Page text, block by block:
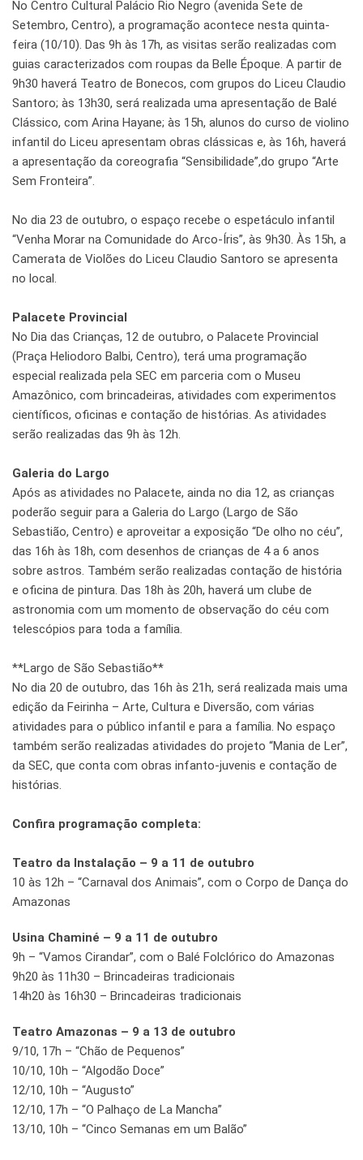
No Centro Cultural Palácio Rio Negro (avenida Sete de
Setembro, Centro), a programação acontece nesta quinta-
feira (10/10). Das 9h às 17h, as visitas serão realizadas com
guias caracterizados com roupas da Belle Époque. A partir de
9h30 haverá Teatro de Bonecos, com grupos do Liceu Claudio
Santoro; às 13h30, será realizada uma apresentação de Balé
Clássico, com Arina Hayane; às 15h, alunos do curso de violino
infantil do Liceu apresentam obras clássicas e, às 16h, haverá
a apresentação da coreografia “Sensibilidade”,do grupo “Arte
Sem Fronteira”.
No dia 23 de outubro, o espaço recebe o espetáculo infantil
“Venha Morar na Comunidade do Arco-Íris”, às 9h30. Às 15h, a
Camerata de Violões do Liceu Claudio Santoro se apresenta
no local.
Palacete Provincial
No Dia das Crianças, 12 de outubro, o Palacete Provincial
(Praça Heliodoro Balbi, Centro), terá uma programação
especial realizada pela SEC em parceria com o Museu
Amazônico, com brincadeiras, atividades com experimentos
científicos, oficinas e contação de histórias. As atividades
serão realizadas das 9h às 12h.
Galeria do Largo
Após as atividades no Palacete, ainda no dia 12, as crianças
poderão seguir para a Galeria do Largo (Largo de São
Sebastião, Centro) e aproveitar a exposição “De olho no céu”,
das 16h às 18h, com desenhos de crianças de 4 a 6 anos
sobre astros. Também serão realizadas contação de história
e oficina de pintura. Das 18h às 20h, haverá um clube de
astronomia com um momento de observação do céu com
telescópios para toda a família.
**Largo de São Sebastião**
No dia 20 de outubro, das 16h às 21h, será realizada mais uma
edição da Feirinha – Arte, Cultura e Diversão, com várias
atividades para o público infantil e para a família. No espaço
também serão realizadas atividades do projeto “Mania de Ler”,
da SEC, que conta com obras infanto-juvenis e contação de
histórias.
Confira programação completa:
Teatro da Instalação – 9 a 11 de outubro
10 às 12h – “Carnaval dos Animais”, com o Corpo de Dança do
Amazonas
Usina Chaminé – 9 a 11 de outubro
9h – “Vamos Cirandar”, com o Balé Folclórico do Amazonas
9h20 às 11h30 – Brincadeiras tradicionais
14h20 às 16h30 – Brincadeiras tradicionais
Teatro Amazonas – 9 a 13 de outubro
9/10, 17h – “Chão de Pequenos”
10/10, 10h – “Algodão Doce”
12/10, 10h – “Augusto”
12/10, 17h – “O Palhaço de La Mancha”
13/10, 10h – “Cinco Semanas em um Balão”